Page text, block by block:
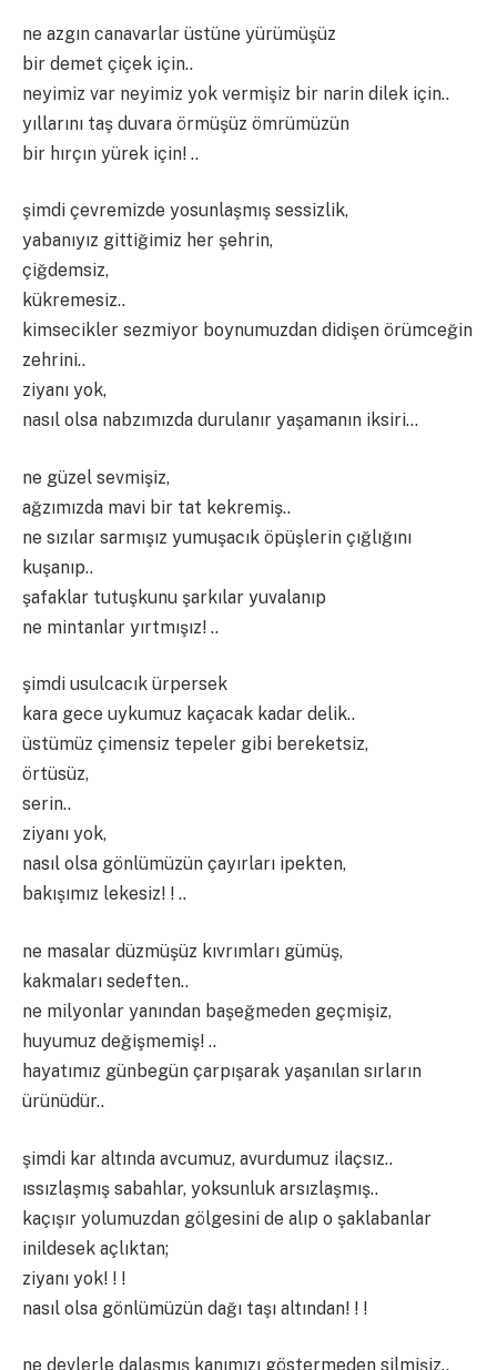
ne azgın canavarlar üstüne yürümüşüz
bir demet çiçek için..
neyimiz var neyimiz yok vermişiz bir narin dilek için..
yıllarını taş duvara örmüşüz ömrümüzün
bir hırçın yürek için! ..
şimdi çevremizde yosunlaşmış sessizlik,
yabanıyız gittiğimiz her şehrin,
çiğdemsiz,
kükremesiz..
kimsecikler sezmiyor boynumuzdan didişen örümceğin
zehrini..
ziyanı yok,
nasıl olsa nabzımızda durulanır yaşamanın iksiri…
ne güzel sevmişiz,
ağzımızda mavi bir tat kekremiş..
ne sızılar sarmışız yumuşacık öpüşlerin çığlığını
kuşanıp..
şafaklar tutuşkunu şarkılar yuvalanıp
ne mintanlar yırtmışız! ..
şimdi usulcacık ürpersek
kara gece uykumuz kaçacak kadar delik..
üstümüz çimensiz tepeler gibi bereketsiz,
örtüsüz,
serin..
ziyanı yok,
nasıl olsa gönlümüzün çayırları ipekten,
bakışımız lekesiz! ! ..
ne masalar düzmüşüz kıvrımları gümüş,
kakmaları sedeften..
ne milyonlar yanından başeğmeden geçmişiz,
huyumuz değişmemiş! ..
hayatımız günbegün çarpışarak yaşanılan sırların
ürünüdür..
şimdi kar altında avcumuz, avurdumuz ilaçsız..
ıssızlaşmış sabahlar, yoksunluk arsızlaşmış..
kaçışır yolumuzdan gölgesini de alıp o şaklabanlar
inildesek açlıktan;
ziyanı yok! ! !
nasıl olsa gönlümüzün dağı taşı altından! ! !
ne devlerle dalaşmış kanımızı göstermeden silmişiz..